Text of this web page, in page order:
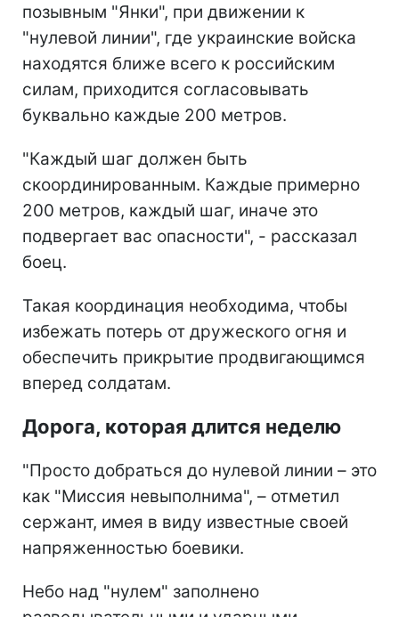
позывным "Янки", при движении к
"нулевой линии", где украинские войска
находятся ближе всего к российским
силам, приходится согласовывать
буквально каждые 200 метров.
"Каждый шаг должен быть
скоординированным. Каждые примерно
200 метров, каждый шаг, иначе это
подвергает вас опасности", - рассказал
боец.
Такая координация необходима, чтобы
избежать потерь от дружеского огня и
обеспечить прикрытие продвигающимся
вперед солдатам.
Дорога, которая длится неделю
"Просто добраться до нулевой линии – это
как "Миссия невыполнима", – отметил
сержант, имея в виду известные своей
напряженностью боевики.
Небо над "нулем" заполнено